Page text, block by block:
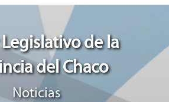
de la
del Chaco
Noticias